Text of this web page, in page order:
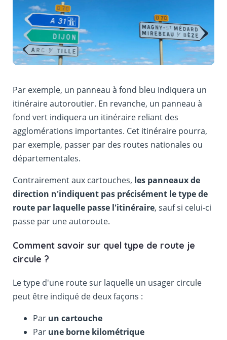
Par exemple, un panneau à fond bleu indiquera un
itinéraire autoroutier. En revanche, un panneau à
fond vert indiquera un itinéraire reliant des
agglomérations importantes. Cet itinéraire pourra,
par exemple, passer par des routes nationales ou
départementales.
Contrairement aux cartouches, les panneaux de
direction n'indiquent pas précisément le type de
route par laquelle passe l'itinéraire, sauf si celui-ci
passe par une autoroute.
Comment savoir sur quel type de route je
circule ?
Le type d'une route sur laquelle un usager circule
peut être indiqué de deux façons :
Par un cartouche
Par une borne kilométrique